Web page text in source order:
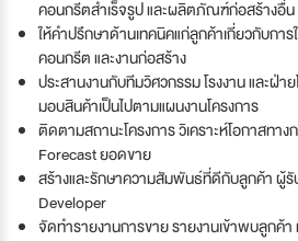
คอนกรีตสำเร็จรูป และผลิตภัณฑ์ก่อสร้างอื่น
ให้คำปรึกษาด้านเทคนิคแก่ลูกค้าเกี่ยวกับกา
คอนกรีต และงานก่อสร้าง
ประสานงานกับทีมวิศวกรรม โรงงาน และฝ่า
มอบสินค้าเป็นไปตามแผนงานโครงการ
ติดตามสถานะโครงการ วิเคราะห์โอกาสทาง
Forecast ยอดขาย
สร้างและรักษาความสัมพันธ์ที่ดีกับลูกค้า ผู้รั
Developer
จัดทำรายงานการขาย รายงานเข้าพบลูกค้า